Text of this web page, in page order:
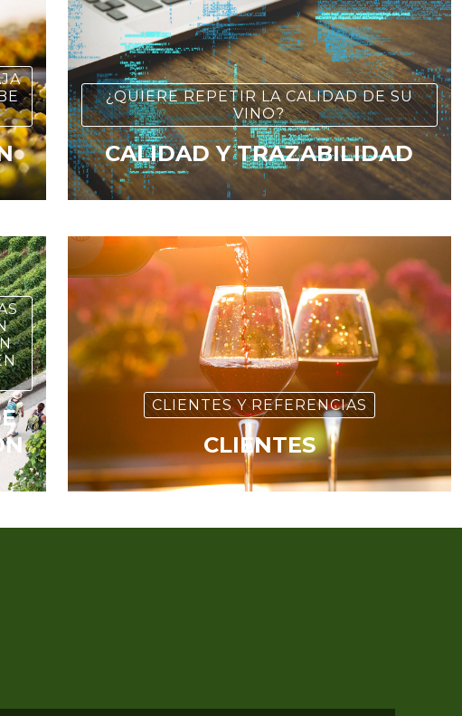
¿QUIERE REPETIR LA CALIDAD DE SU
VINO?
CALIDAD Y TRAZABILIDAD
CLIENTES Y REFERENCIAS
CLIENTES